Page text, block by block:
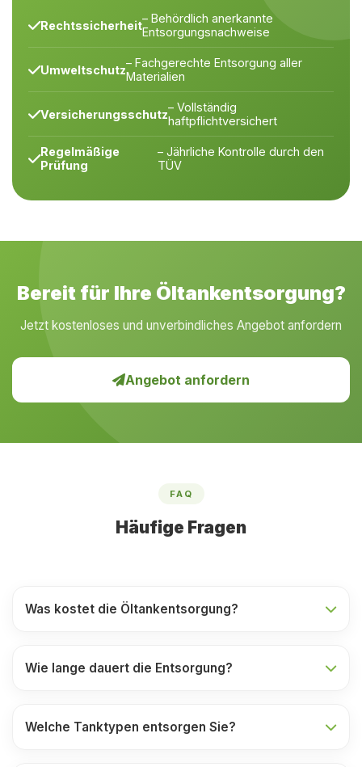
Rechtssicherheit– Behördlich anerkannte
Entsorgungsnachweise
Umweltschutz– Fachgerechte Entsorgung aller
Materialien
Versicherungsschutz– Vollständig
haftpflichtversichert
Regelmäßige
Prüfung
– Jährliche Kontrolle durch den
TÜV
Bereit für Ihre Öltankentsorgung?
Jetzt kostenloses und unverbindliches Angebot anfordern
Angebot anfordern
FAQ
Häufige Fragen
Was kostet die Öltankentsorgung?
Wie lange dauert die Entsorgung?
Welche Tanktypen entsorgen Sie?